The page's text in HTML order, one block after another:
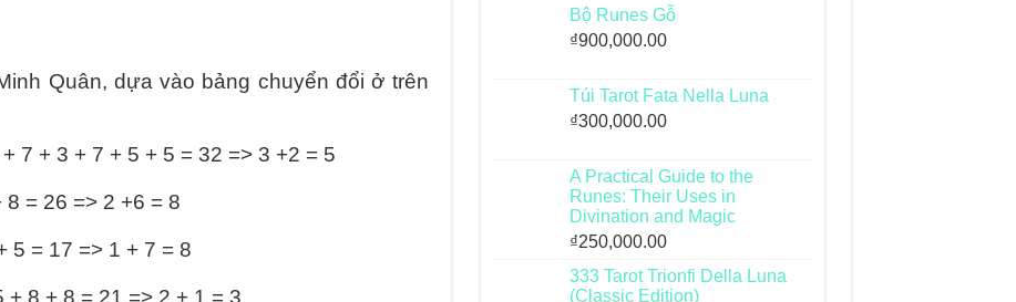
Quân, dựa vào bảng chuyển đổi ở trên
7 + 3 + 7 + 5 + 5 = 32 => 3 +2 = 5
8 = 26 => 2 +6 = 8
5 = 17 => 1 + 7 = 8
+ 8 + 8 = 21 => 2 + 1 = 3
Bộ Runes Gỗ
₫900,000.00
Túi Tarot Fata Nella Luna
₫300,000.00
A Practical Guide to the
Runes: Their Uses in
Divination and Magic
₫250,000.00
333 Tarot Trionfi Della Luna
(Classic Edition)